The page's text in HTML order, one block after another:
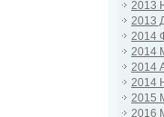
2013
2013
2014
2014
2014
2014
2015
2016